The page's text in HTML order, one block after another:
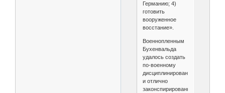
Германию; 4)
готовить
вооруженное
восстание».
Военнопленным
Бухенвальда
удалось создать
по-военному
дисциплинированную
и отлично
законспирированную